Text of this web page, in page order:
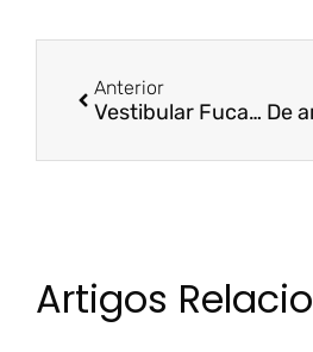
Anterior
Vestibular Fucape | ES Hoje
Artigos